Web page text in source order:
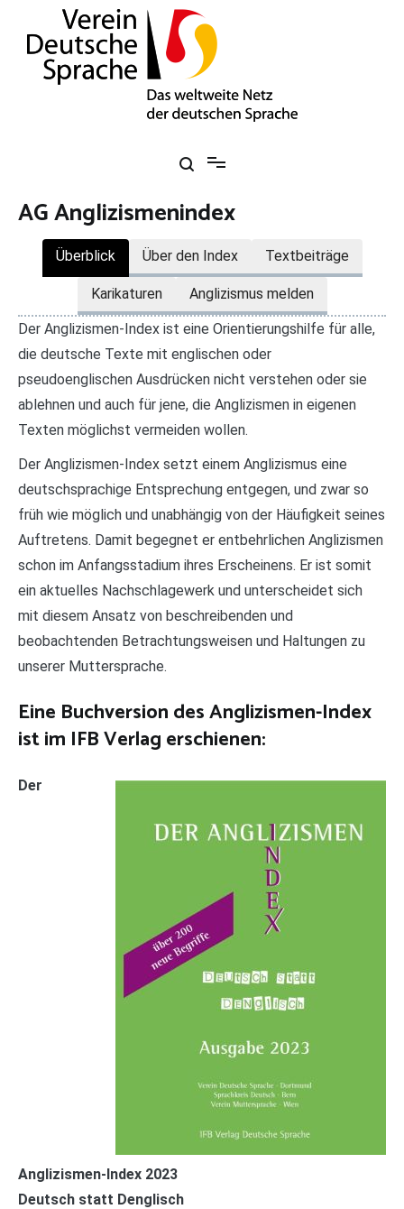
springen
AG Anglizismenindex
Überblick Über den Index Textbeiträge
Karikaturen Anglizismus melden
Der Anglizismen-Index ist eine Orientierungshilfe für alle,
die deutsche Texte mit englischen oder
pseudoenglischen Ausdrücken nicht verstehen oder sie
ablehnen und auch für jene, die Anglizismen in eigenen
Texten möglichst vermeiden wollen.
Der Anglizismen-Index setzt einem Anglizismus eine
deutschsprachige Ent­sprechung entgegen, und zwar so
früh wie möglich und unabhängig von der Häufigkeit seines
Auftre­tens. Damit begegnet er entbehrlichen Anglizismen
schon im Anfangs­­stadium ihres Erscheinens. Er ist somit
ein aktuelles Nachschla­gewerk und unterscheidet sich
mit diesem Ansatz von beschreiben­den und
beobachtenden Betrachtungs­weisen und Haltungen zu
unserer Mutter­sprache.
Eine Buchversion des Anglizismen-Index
ist im IFB Verlag erschienen:
Der
Anglizismen-Index 2023
Deutsch statt Denglisch